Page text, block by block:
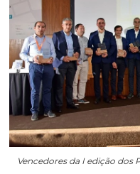
Vencedores da I edição dos